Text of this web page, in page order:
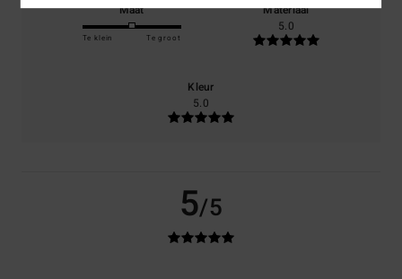
Maat
Te klein Te groot
Materiaal
5.0
Kleur
5.0
5/5